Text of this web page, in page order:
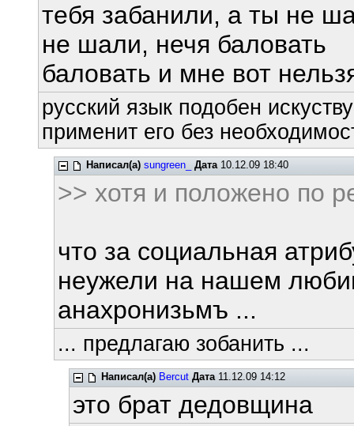
тебя забанили, а ты не
не шали, нечя баловать
баловать и мне вот
русский язык подобен
применит его без
Написал(а) sungreen_ Дата10.12.09 18:40
>> хотя и положено по
что за социальная
неужели на нашем
анахронизьмъ ...
... предлагаю зобанить ...
Написал(а) Bercut Дата11.12.09 14:12
это брат дедовщина